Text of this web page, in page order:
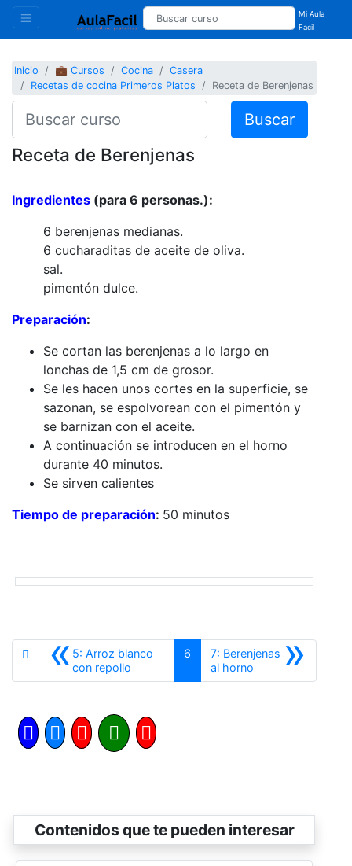
Mi Aula
Facil
Inicio 💼 Cursos Cocina
Casera
Recetas de cocina Primeros Platos
Receta de Berenjenas
Buscar
Receta de Berenjenas
Ingredientes (para 6 personas.):
6 berenjenas medianas.
6 cucharaditas de aceite de oliva.
sal.
pimentón dulce.
Preparación:
Se cortan las berenjenas a lo largo en
lonchas de 1,5 cm de grosor.
Se les hacen unos cortes en la superficie, se
sazonan, se espolvorean con el pimentón y
se barnizan con el aceite.
A continuación se introducen en el horno
durante 40 minutos.
Se sirven calientes
Tiempo de preparación: 50 minutos
«5: Arroz blanco
con repollo
6 »
7: Berenjenas
al hornoSiguiente
Contenidos que te pueden interesar